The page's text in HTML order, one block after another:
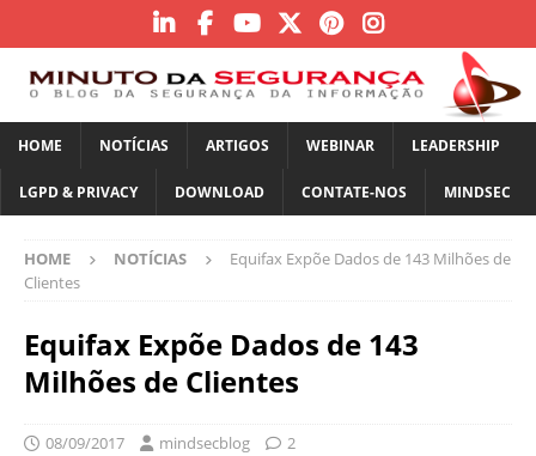
HOME NOTÍCIAS ARTIGOS WEBINAR LEADERSHIP
LGPD & PRIVACY DOWNLOAD CONTATE-NOS MINDSEC
HOME NOTÍCIAS
Equifax Expõe Dados de 143 Milhões de
Clientes
Equifax Expõe Dados de 143
Milhões de Clientes
08/09/2017 mindsecblog 2